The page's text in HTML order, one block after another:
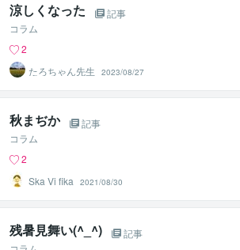
涼しくなった
記事
コラム
2
たろちゃん先生
2023/08/27
秋まぢか
記事
コラム
2
Ska Vi fika
2021/08/30
残暑見舞い(^_^)
記事